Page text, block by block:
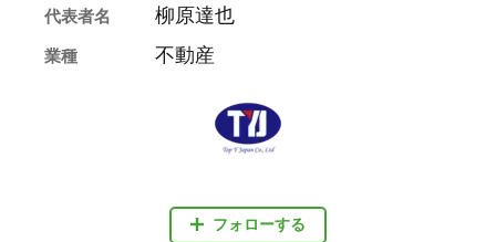
フォローする
代表者名 柳原達也
業種 不動産